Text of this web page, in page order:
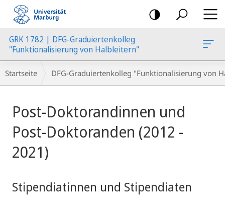
Mobile-
Navigation
GRK 1782 | DFG-Graduiertenkolleg
"Funktionalisierung von Halbleitern"
Breadcrumb-
Navigation
Startseite DFG-Graduiertenkolleg "Funktionalisierung von
Post-Doktorandinnen und
Post-Doktoranden (2012 -
2021)
Stipendiatinnen und Stipendiaten